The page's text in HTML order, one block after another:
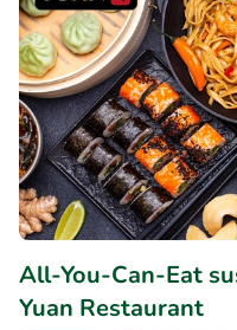
All-You-Can-Eat
Yuan Restaurant